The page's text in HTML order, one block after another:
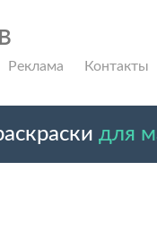
Реклама Контакты
для